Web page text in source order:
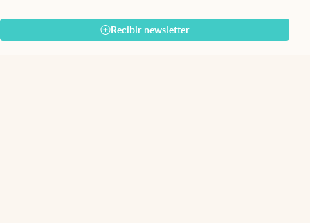
Recibir newsletter